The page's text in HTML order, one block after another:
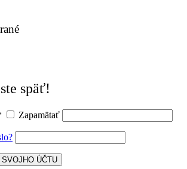
späť!
Zapamätať
ÚČTU